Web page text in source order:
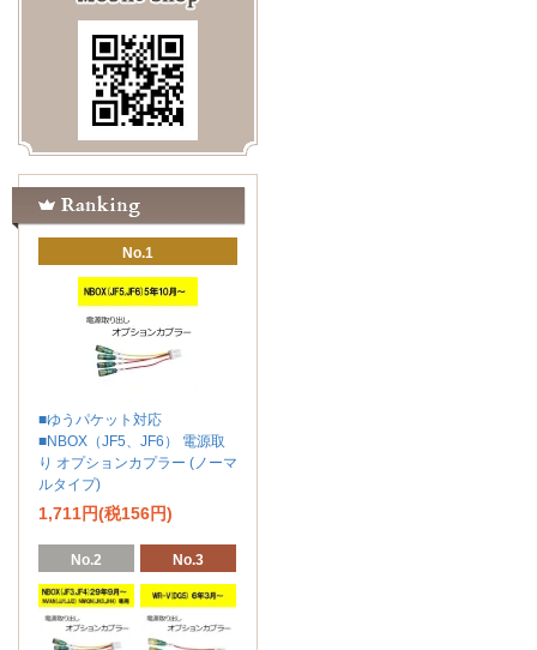
No.1
■ゆうパケット対応
■NBOX（JF5、JF6） 電源取
り オプションカプラー (ノーマ
ルタイプ)
1,711円(税156円)
No.2 No.3